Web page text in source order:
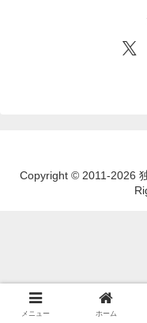
Copyright © 2011-2026
メニュー ホーム